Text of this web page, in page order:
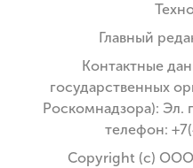
Главный
Контактные
государственных
Роскомнадзора): Эл.
телефон:
Copyright (с)